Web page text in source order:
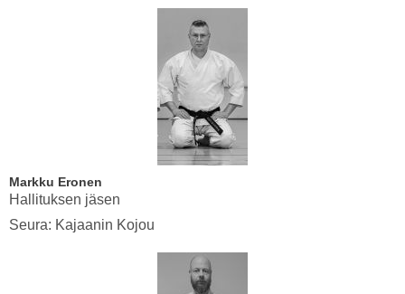
Markku Eronen
Hallituksen jäsen
Seura: Kajaanin Kojou